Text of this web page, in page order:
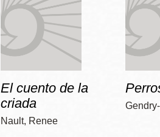
El cuento de la
criada
Nault, Renee